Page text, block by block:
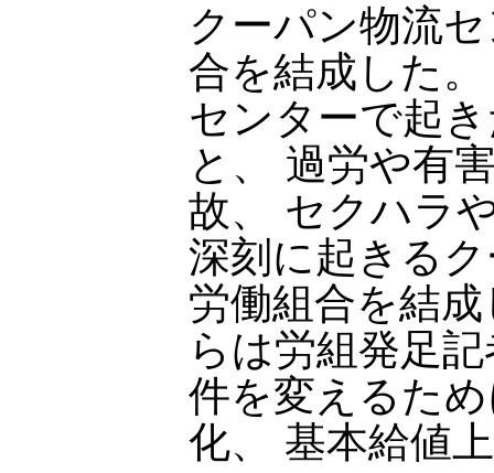
クーパン物流
合を結成した
センターで起
と、 過労や有
故、 セクハラ
深刻に起きる
労働組合を結
らは労組発足
件を変えるた
化、 基本給値